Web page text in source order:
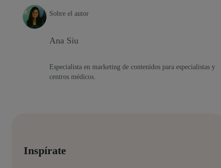
Sobre el autor
Ana Siu
Especialista en marketing de contenidos para especialistas y
centros médicos.
Inspírate